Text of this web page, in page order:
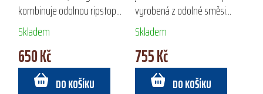
kombinuje odolnou ripstop
bavlnu s pružnou prodyšnou
3D síťovinou. Toto spojení
zajišťuje vysokou úroveň
pohodlí a ventilaci, což ji...
Skladem
650 Kč
DO KOŠÍKU
vyrobená z odolné směsi
bavlny a polyesteru. Díky
vnitřnímu potnímu pásku a
nastavitelnému zapínání na
suchý zip...
Skladem
755 Kč
DO KOŠÍKU